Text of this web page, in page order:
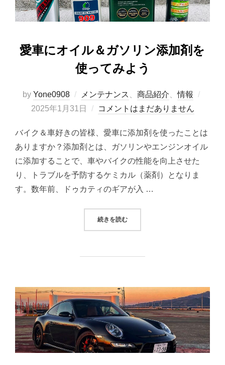
愛車にオイル＆ガソリン添加剤を
使ってみよう
by Yone0908 メンテナンス 商品紹介 、情報
2025年1月31日 コメントはまだありません
バイク＆車好きの皆様、愛車に添加剤を使ったことは
ありますか？添加剤とは、ガソリンやエンジンオイル
に添加することで、車やバイクの性能を向上させた
り、トラブルを予防するケミカル（薬剤）となりま
す。数年前、ドゥカティのギアが入 …
続きを読む“愛車にオイル＆ガソリン添加剤を